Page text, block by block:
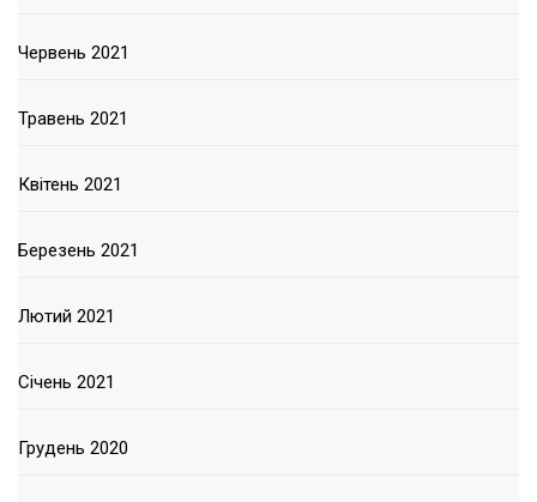
Червень 2021
Травень 2021
Квітень 2021
Березень 2021
Лютий 2021
Січень 2021
Грудень 2020